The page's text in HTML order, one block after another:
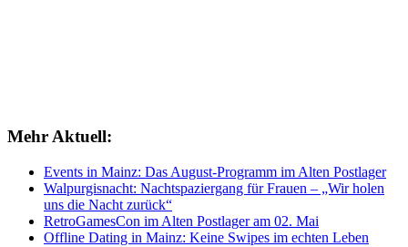
Mehr Aktuell:
Events in Mainz: Das August-Programm im Alten Postlager
Walpurgisnacht: Nachtspaziergang für Frauen – „Wir holen
uns die Nacht zurück“
RetroGamesCon im Alten Postlager am 02. Mai
Offline Dating in Mainz: Keine Swipes im echten Leben